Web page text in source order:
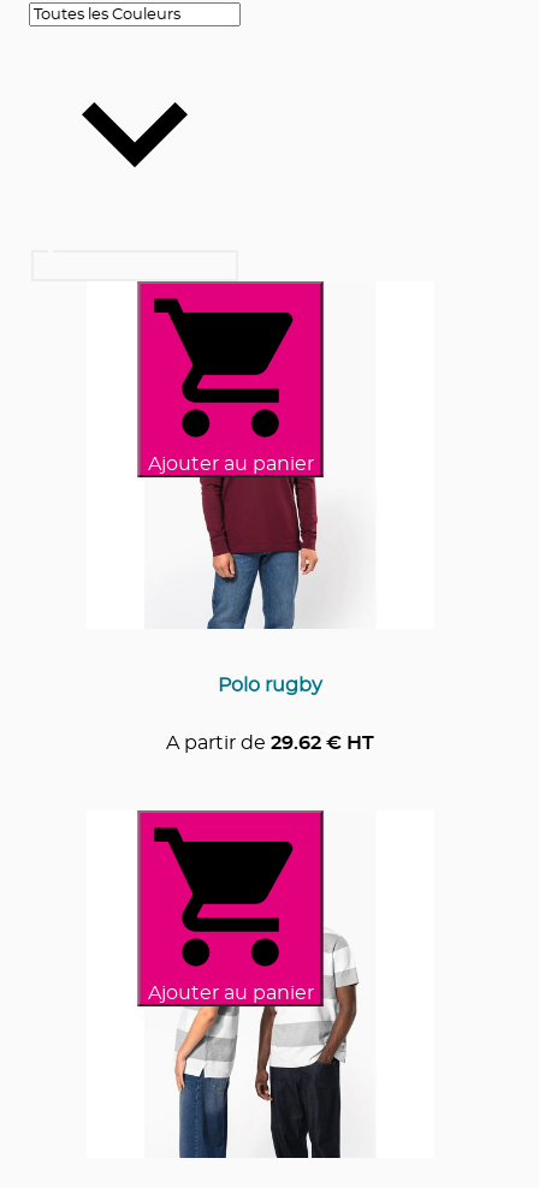
Ajouter au panier
Polo rugby
A partir de 29.62€ HT
Ajouter au panier